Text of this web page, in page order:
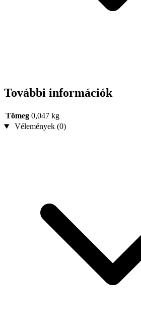
További információk
Tömeg 0,047 kg
Vélemények (0)